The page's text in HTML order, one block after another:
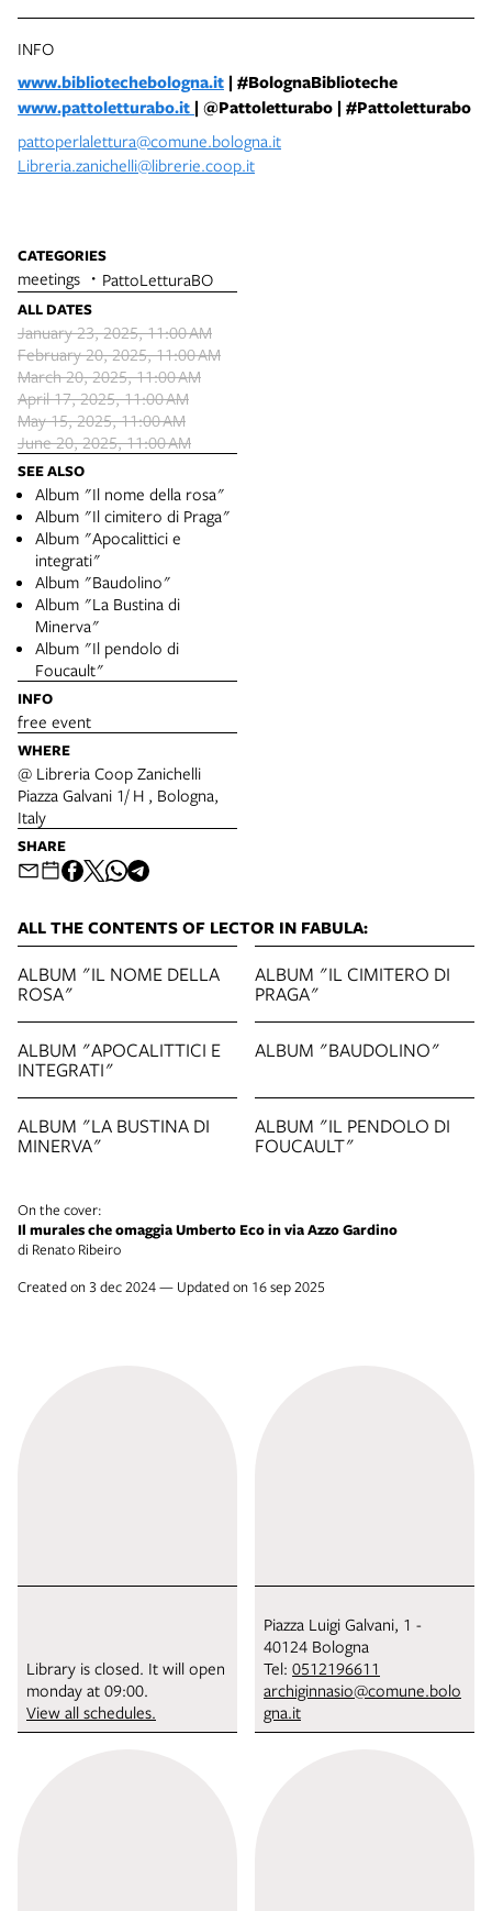
INFO
www.bibliotechebologna.it | #BolognaBiblioteche
www.pattoletturabo.it | @Pattoletturabo | #Pattoletturabo
pattoperlalettura@comune.bologna.it
Libreria.zanichelli@librerie.coop.it
CATEGORIES
meetings PattoLetturaBO
ALL DATES
January 23, 2025, 11:00 AM
February 20, 2025, 11:00 AM
March 20, 2025, 11:00 AM
April 17, 2025, 11:00 AM
May 15, 2025, 11:00 AM
June 20, 2025, 11:00 AM
SEE ALSO
Album "Il nome della rosa"
Album "Il cimitero di Praga"
Album "Apocalittici e
integrati"
Album "Baudolino"
Album "La Bustina di
Minerva"
Album "Il pendolo di
Foucault"
INFO
free event
WHERE
@ Libreria Coop Zanichelli
Piazza Galvani 1/ H , Bologna,
Italy
SHARE
ALL THE CONTENTS OF LECTOR IN FABULA:
ALBUM "IL NOME DELLA
ROSA"
ALBUM "IL CIMITERO DI
PRAGA"
ALBUM "APOCALITTICI E
INTEGRATI"
ALBUM "BAUDOLINO"
ALBUM "LA BUSTINA DI
MINERVA"
ALBUM "IL PENDOLO DI
FOUCAULT"
On the cover:
Il murales che omaggia Umberto Eco in via Azzo Gardino
di Renato Ribeiro
Created on 3 dec 2024 — Updated on 16 sep 2025
Library is closed. It will open
monday at 09:00.
View all schedules.
Piazza Luigi Galvani, 1 -
40124 Bologna
Tel: 0512196611
archiginnasio@comune.bolo
gna.it